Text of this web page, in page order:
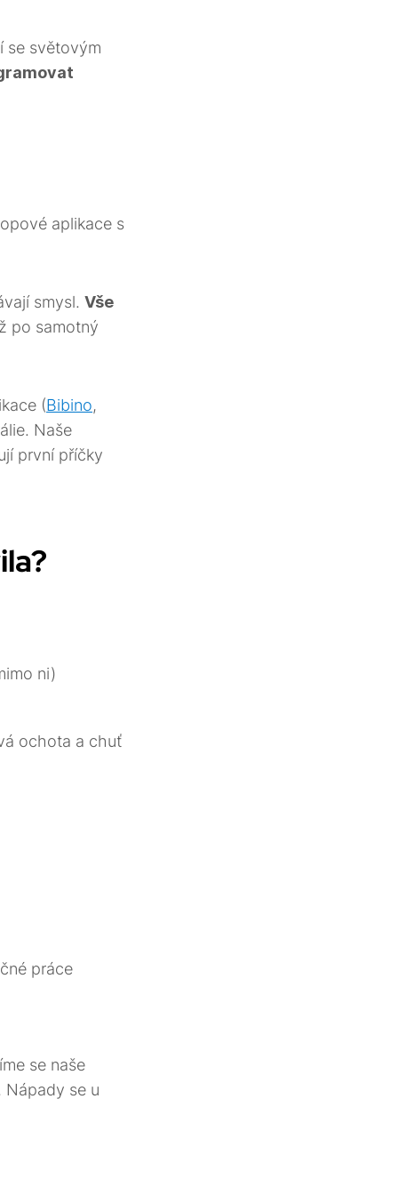
se světovým
aplikace s
smysl.Vše
po samotný
(Bibino,
Naše
první příčky
ni)
ochota a chuť
práce
se naše
Nápady se u